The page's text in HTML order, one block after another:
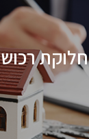
חלוקת רכוש